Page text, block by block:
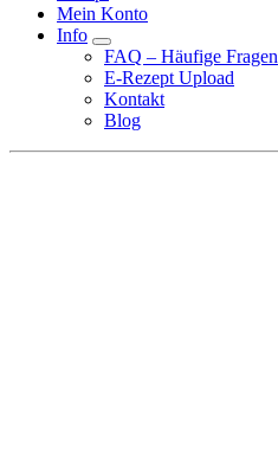
Mein Konto
Info
FAQ – Häufige Fragen
E-Rezept Upload
Kontakt
Blog